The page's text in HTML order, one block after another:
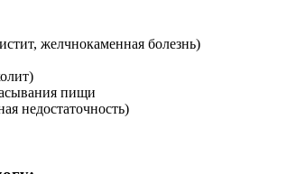
желчнокаменная болезнь)
пищи
недостаточность)